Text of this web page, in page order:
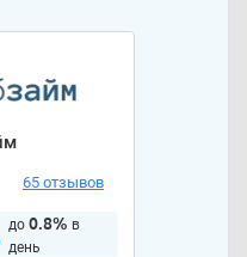
65 отзывов
до 0.8% в
день